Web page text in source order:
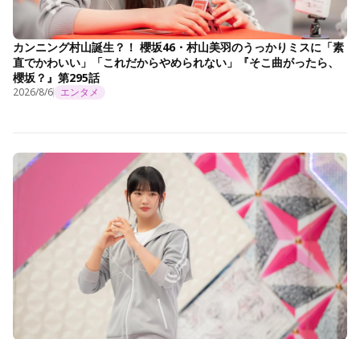
カンニング村山誕生？！ 櫻坂46・村山美羽のうっかりミスに「素
直でかわいい」「これだからやめられない」『そこ曲がったら、
櫻坂？』第295話
2026/8/6 エンタメ